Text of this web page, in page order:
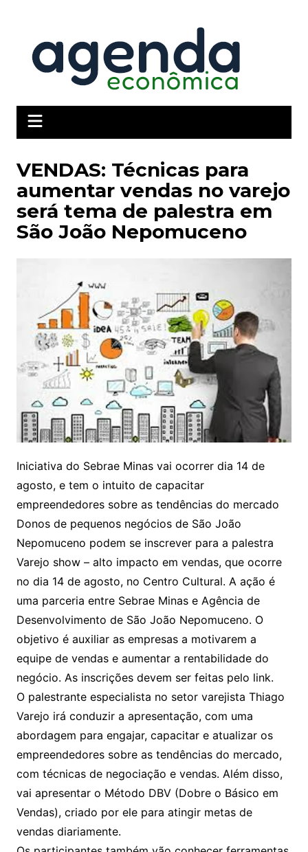
conteúdo
VENDAS: Técnicas para
aumentar vendas no varejo
será tema de palestra em
São João Nepomuceno
Iniciativa do Sebrae Minas vai ocorrer dia 14 de
agosto, e tem o intuito de capacitar
empreendedores sobre as tendências do mercado
Donos de pequenos negócios de São João
Nepomuceno podem se inscrever para a palestra
Varejo show – alto impacto em vendas, que ocorre
no dia 14 de agosto, no Centro Cultural. A ação é
uma parceria entre Sebrae Minas e Agência de
Desenvolvimento de São João Nepomuceno. O
objetivo é auxiliar as empresas a motivarem a
equipe de vendas e aumentar a rentabilidade do
negócio. As inscrições devem ser feitas pelo link.
O palestrante especialista no setor varejista Thiago
Varejo irá conduzir a apresentação, com uma
abordagem para engajar, capacitar e atualizar os
empreendedores sobre as tendências do mercado,
com técnicas de negociação e vendas. Além disso,
vai apresentar o Método DBV (Dobre o Básico em
Vendas), criado por ele para atingir metas de
vendas diariamente.